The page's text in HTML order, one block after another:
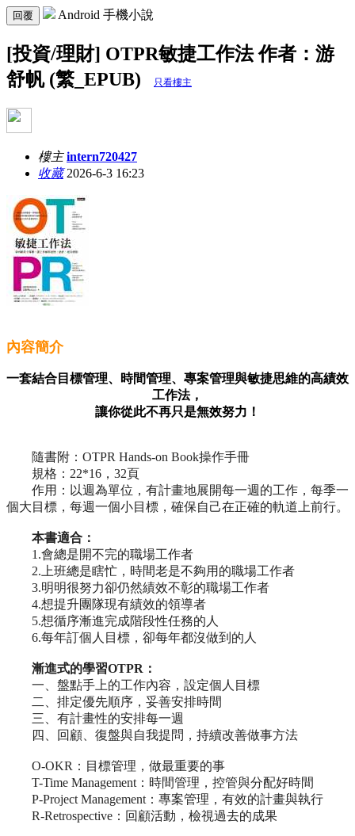
回覆 Android 手機小說
[投資/理財] OTPR敏捷工作法 作者：游
舒帆 (繁_EPUB)
只看樓主
樓主 intern720427
收藏2026-6-3 16:23
內容簡介
一套結合目標管理、時間管理、專案管理與敏捷思維的高績效
工作法，
讓你從此不再只是無效努力！
隨書附：OTPR Hands-on Book操作手冊
規格：22*16，32頁
作用：以週為單位，有計畫地展開每一週的工作，每季一
個大目標，每週一個小目標，確保自己在正確的軌道上前行。
本書適合：
1.會總是開不完的職場工作者
2.上班總是瞎忙，時間老是不夠用的職場工作者
3.明明很努力卻仍然績效不彰的職場工作者
4.想提升團隊現有績效的領導者
5.想循序漸進完成階段性任務的人
6.每年訂個人目標，卻每年都沒做到的人
漸進式的學習OTPR：
一、盤點手上的工作內容，設定個人目標
二、排定優先順序，妥善安排時間
三、有計畫性的安排每一週
四、回顧、復盤與自我提問，持續改善做事方法
O-OKR：目標管理，做最重要的事
T-Time Management：時間管理，控管與分配好時間
P-Project Management：專案管理，有效的計畫與執行
R-Retrospective：回顧活動，檢視過去的成果